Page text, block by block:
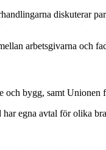
diskuterar
arbetsgivarna och
bygg, samt Unionen
egna avtal för olika